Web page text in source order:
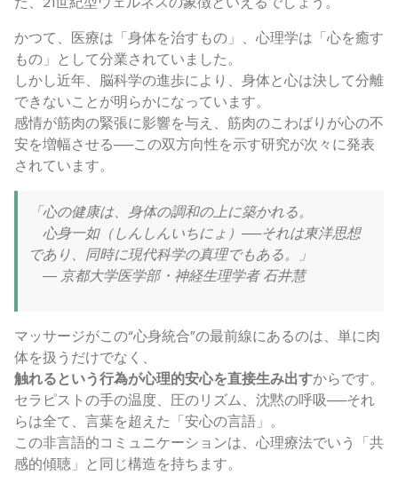
かつて、医療は「身体を治すもの」、心理学は「心を癒す
もの」として分業されていました。
しかし近年、脳科学の進歩により、身体と心は決して分離
できないことが明らかになっています。
感情が筋肉の緊張に影響を与え、筋肉のこわばりが心の不
安を増幅させる──この双方向性を示す研究が次々に発表
されています。
「心の健康は、身体の調和の上に築かれる。
心身一如（しんしんいちにょ）──それは東洋思想
であり、同時に現代科学の真理でもある。」
― 京都大学医学部・神経生理学者 石井慧
マッサージがこの“心身統合”の最前線にあるのは、単に肉
体を扱うだけでなく、
触れるという行為が心理的安心を直接生み出すからです。
セラピストの手の温度、圧のリズム、沈黙の呼吸──それ
らは全て、言葉を超えた「安心の言語」。
この非言語的コミュニケーションは、心理療法でいう「共
感的傾聴」と同じ構造を持ちます。